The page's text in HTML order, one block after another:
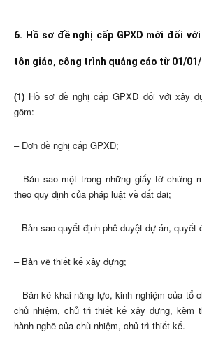
6. Hồ sơ đề nghị cấp GPXD mới đối
tôn giáo, công trình quảng cáo từ 01/01/
(1) Hồ sơ đề nghị cấp GPXD đối với xây
gồm:
– Đơn đề nghị cấp GPXD;
– Bản sao một trong những giấy tờ chứng
theo quy định của pháp luật về đất đai;
– Bản sao quyết định phê duyệt dự án, quyết
– Bản vẽ thiết kế xây dựng;
– Bản kê khai năng lực, kinh nghiệm của tổ
chủ nhiệm, chủ trì thiết kế xây dựng, kèm
hành nghề của chủ nhiệm, chủ trì thiết kế.